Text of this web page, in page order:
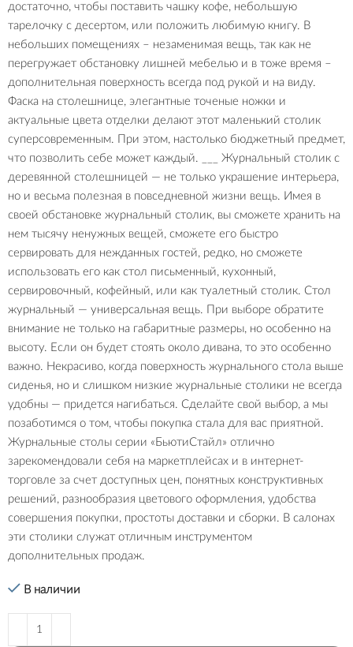
достаточно, чтобы поставить чашку кофе, небольшую
тарелочку с десертом, или положить любимую книгу. В
небольших помещениях – незаменимая вещь, так как не
перегружает обстановку лишней мебелью и в тоже время –
дополнительная поверхность всегда под рукой и на виду.
Фаска на столешнице, элегантные точеные ножки и
актуальные цвета отделки делают этот маленький столик
суперсовременным. При этом, настолько бюджетный предмет,
что позволить себе может каждый. ___ Журнальный столик с
деревянной столешницей — не только украшение интерьера,
но и весьма полезная в повседневной жизни вещь. Имея в
своей обстановке журнальный столик, вы сможете хранить на
нем тысячу ненужных вещей, сможете его быстро
сервировать для нежданных гостей, редко, но сможете
использовать его как стол письменный, кухонный,
сервировочный, кофейный, или как туалетный столик. Стол
журнальный — универсальная вещь. При выборе обратите
внимание не только на габаритные размеры, но особенно на
высоту. Если он будет стоять около дивана, то это особенно
важно. Некрасиво, когда поверхность журнального стола выше
сиденья, но и слишком низкие журнальные столики не всегда
удобны — придется нагибаться. Сделайте свой выбор, а мы
позаботимся о том, чтобы покупка стала для вас приятной.
Журнальные столы серии «БьютиСтайл» отлично
зарекомендовали себя на маркетплейсах и в интернет-
торговле за счет доступных цен, понятных конструктивных
решений, разнообразия цветового оформления, удобства
совершения покупки, простоты доставки и сборки. В салонах
эти столики служат отличным инструментом
дополнительных продаж.
В наличии